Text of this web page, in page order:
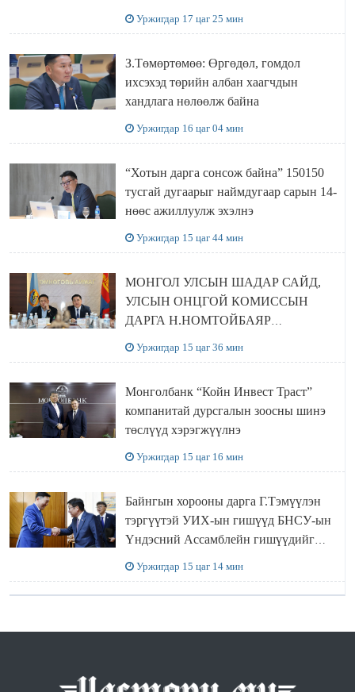
Уржигдар 17 цаг 25 мин
З.Төмөртөмөө: Өргөдөл, гомдол
ихсэхэд төрийн албан хаагчдын
хандлага нөлөөлж байна
Уржигдар 16 цаг 04 мин
“Хотын дарга сонсож байна” 150150
тусгай дугаарыг наймдугаар сарын 14-
нөөс ажиллуулж эхэлнэ
Уржигдар 15 цаг 44 мин
МОНГОЛ УЛСЫН ШАДАР САЙД,
УЛСЫН ОНЦГОЙ КОМИССЫН
ДАРГА Н.НОМТОЙБАЯР
Уржигдар 15 цаг 36 мин
Монголбанк “Койн Инвест Траст”
компанитай дурсгалын зоосны шинэ
төслүүд хэрэгжүүлнэ
Уржигдар 15 цаг 16 мин
Байнгын хорооны дарга Г.Тэмүүлэн
тэргүүтэй УИХ-ын гишүүд БНСУ-ын
Үндэсний Ассамблейн гишүүдийг
Уржигдар 15 цаг 14 мин